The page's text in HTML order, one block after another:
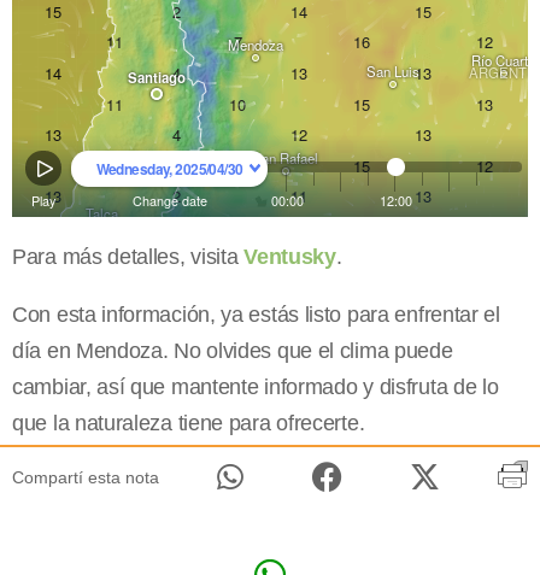
Para más detalles, visitaVentusky.
Con esta información, ya estás listo para enfrentar el
día en Mendoza. No olvides que el clima puede
cambiar, así que mantente informado y disfruta de lo
que la naturaleza tiene para ofrecerte.
Compartí esta nota